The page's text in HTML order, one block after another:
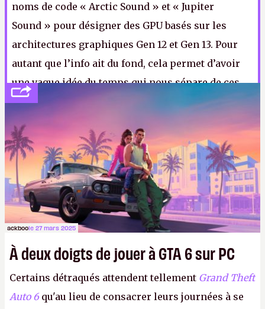
noms de code « Arctic Sound » et « Jupiter
Sound » pour désigner des GPU basés sur les
architectures graphiques Gen 12 et Gen 13. Pour
autant que l’info ait du fond, cela permet d’avoir
une vague idée du temps qui nous sépare de ces
éventuels GPU, puisque actuellement, les HD/UHD
Graphics 6x0 intégrées aux Intel Core de 8
génération exploitent l’architecture 9.5.
ackboole 27 mars 2025
À deux doigts de jouer à GTA 6 sur PC
Certains détraqués attendent tellement Grand Theft
Auto 6 qu'au lieu de consacrer leurs journées à se